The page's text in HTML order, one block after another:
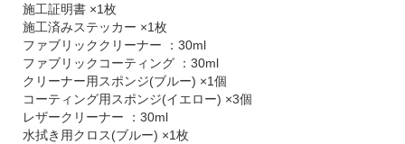
施工証明書 ×1枚
施工済みステッカー ×1枚
ファブリッククリーナー ：30ml
ファブリックコーティング ：30ml
クリーナー用スポンジ(ブルー) ×1個
コーティング用スポンジ(イエロー) ×3個
レザークリーナー ：30ml
水拭き用クロス(ブルー) ×1枚